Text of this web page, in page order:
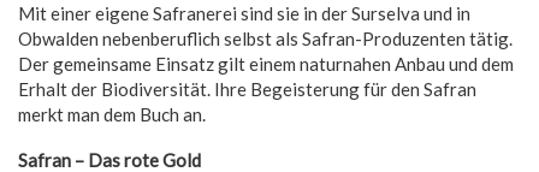
Mit einer eigene Safranerei sind sie in der Surselva und in
Obwalden nebenberuflich selbst als Safran-Produzenten tätig.
Der gemeinsame Einsatz gilt einem naturnahen Anbau und dem
Erhalt der Biodiversität. Ihre Begeisterung für den Safran
merkt man dem Buch an.
Safran – Das rote Gold